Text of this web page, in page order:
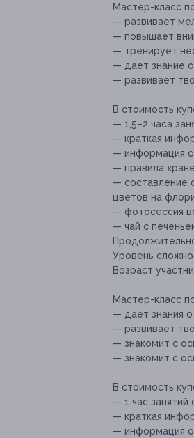
Мастер-класс
— развивает
— повышает
— тренирует
— дает знание
— развивает
В стоимость
— 1,5–2 часа
— краткая
— информация о
— правила
— составление
цветов на
— фотосессия
— чай с
Уровень
Возраст
Мастер-класс
— дает знания
— развивает
— знакомит с
— знакомит с
В стоимость
— 1 час
— краткая
— информация о